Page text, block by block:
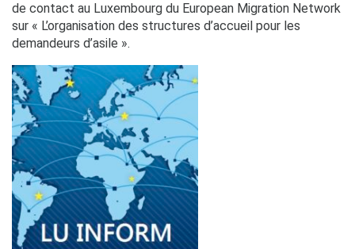
de contact au Luxembourg du European Migration Network
sur « L’organisation des structures d’accueil pour les
demandeurs d’asile ».